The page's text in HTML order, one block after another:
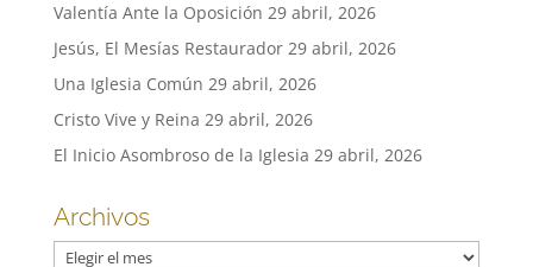
Valentía Ante la Oposición 29 abril, 2026
Jesús, El Mesías Restaurador 29 abril, 2026
Una Iglesia Común 29 abril, 2026
Cristo Vive y Reina 29 abril, 2026
El Inicio Asombroso de la Iglesia 29 abril, 2026
Archivos
Archivos